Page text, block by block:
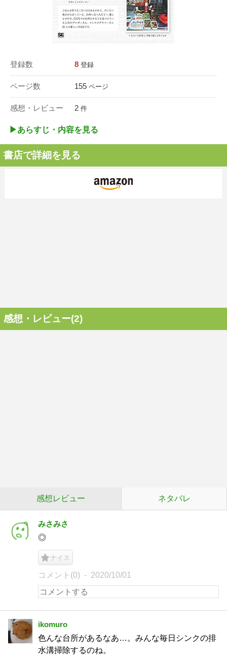
登録数 8 登録
ページ数 155 ページ
感想・レビュー 2 件
▶︎あらすじ・内容を見る
書店で詳細を見る
感想・レビュー(2)
感想レビュー ネタバレ
みさみさ
◎
ナイス
コメント(0) 2020/10/01
ikomuro
色んな台所があるなあ…。みんな毎日シンクの排
水溝掃除するのね。